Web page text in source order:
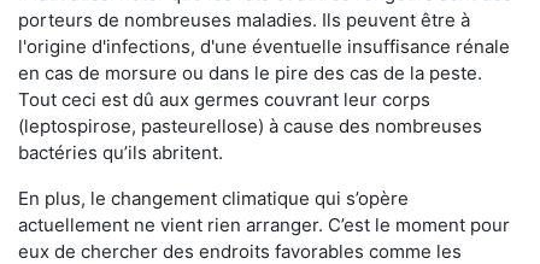
porteurs de nombreuses maladies. Ils peuvent être à
l'origine d'infections, d'une éventuelle insuffisance rénale
en cas de morsure ou dans le pire des cas de la peste.
Tout ceci est dû aux germes couvrant leur corps
(leptospirose, pasteurellose) à cause des nombreuses
bactéries qu’ils abritent.
En plus, le changement climatique qui s’opère
actuellement ne vient rien arranger. C’est le moment pour
eux de chercher des endroits favorables comme les